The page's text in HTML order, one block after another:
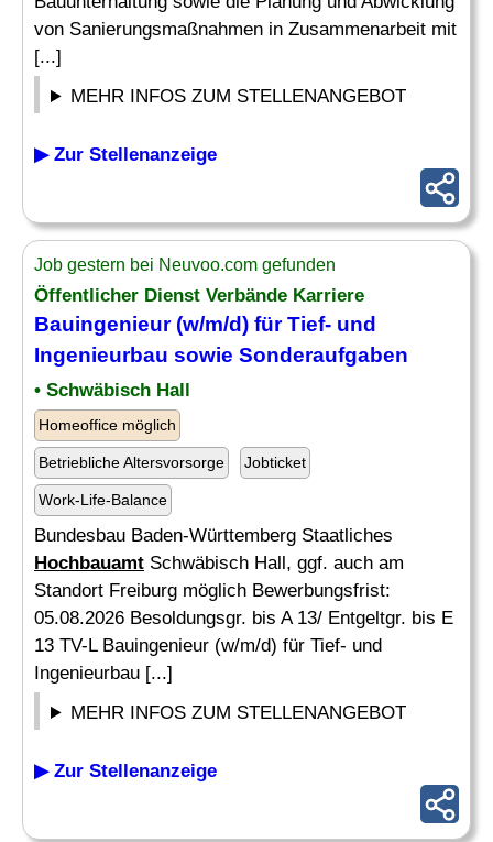
von Sanierungsmaßnahmen in Zusammenarbeit mit
[...]
MEHR INFOS ZUM STELLENANGEBOT
▶ Zur Stellenanzeige
Job gestern bei Neuvoo.com gefunden
Öffentlicher Dienst Verbände Karriere
Bauingenieur (w/m/d) für Tief- und
Ingenieurbau sowie Sonderaufgaben
• Schwäbisch Hall
Homeoffice möglich
Betriebliche Altersvorsorge Jobticket
Work-Life-Balance
Bundesbau Baden-Württemberg Staatliches
Hochbauamt Schwäbisch Hall, ggf. auch am
Standort Freiburg möglich Bewerbungsfrist:
05.08.2026 Besoldungsgr. bis A 13/ Entgeltgr. bis E
13 TV-L Bauingenieur (w/m/d) für Tief- und
Ingenieurbau [...]
MEHR INFOS ZUM STELLENANGEBOT
▶ Zur Stellenanzeige